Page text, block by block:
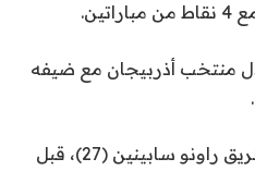
منتخب أذربيجان مع ضيفه
وتقدم منتخب إستونيا عن طريق راونو سابينين (27)، قبل